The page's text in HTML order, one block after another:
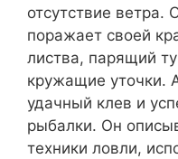
отсутствие
поражает своей
листва, парящий
кружащие уточки.
удачный клев и
рыбалки. Он
техники ловли,